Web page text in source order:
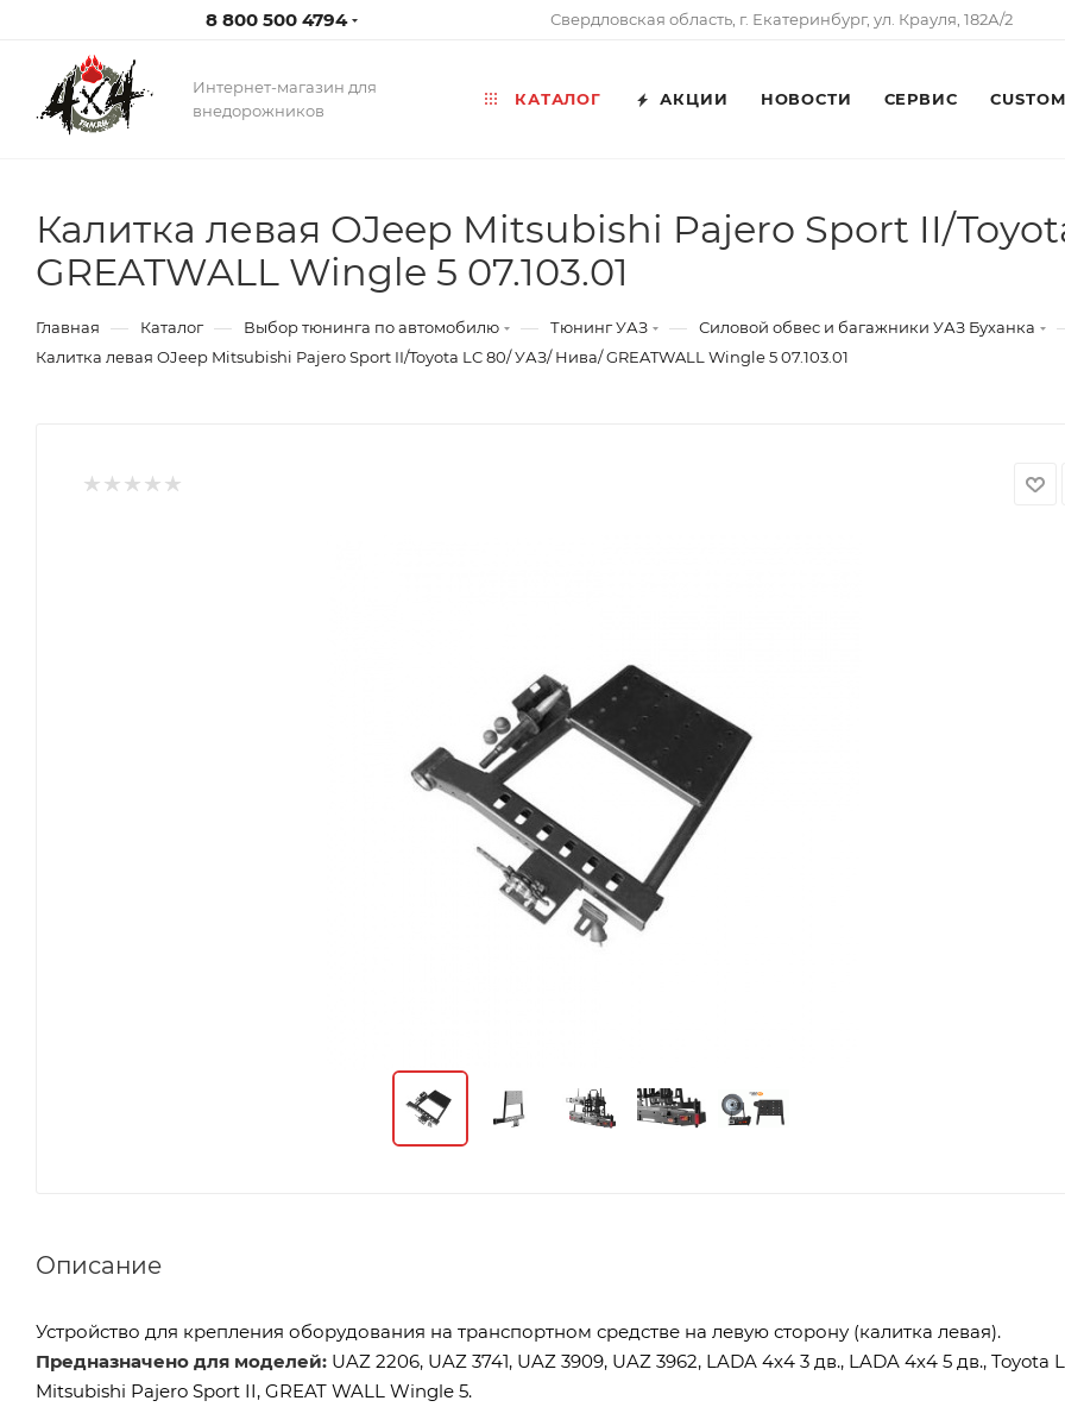
8 800 500 4794 Свердловская область, г. Екатеринбург, ул. Крауля, 182А/2
Интернет-магазин для
внедорожников
КАТАЛОГ АКЦИИ НОВОСТИ СЕРВИС CUSTOM
Калитка левая OJeep Mitsubishi Pajero Sport II/
GREATWALL Wingle 5 07.103.01
Главная — Каталог — Выбор тюнинга по автомобилю — Тюнинг УАЗ — Силовой обвес и багажники УАЗ Буханка
Калитка левая OJeep Mitsubishi Pajero Sport II/Toyota LC 80/ УАЗ/ Нива/ GREATWALL Wingle 5 07.103.01
Описание
Устройство для крепления оборудования на транспортном средстве на левую сторону (калитка левая).
Предназначено для моделей: UAZ 2206, UAZ 3741, UAZ 3909, UAZ 3962, LADA 4х4 3 дв., LADA 4х4 5 дв., Toyota
Mitsubishi Pajero Sport II, GREAT WALL Wingle 5.